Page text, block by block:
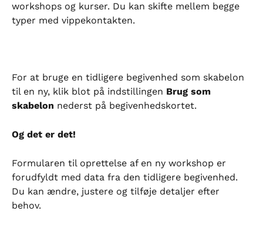
workshops og kurser. Du kan skifte mellem begge
typer med vippekontakten.
For at bruge en tidligere begivenhed som skabelon
til en ny, klik blot på indstillingen Brug som
skabelon nederst på begivenhedskortet.
Og det er det!
Formularen til oprettelse af en ny workshop er
forudfyldt med data fra den tidligere begivenhed.
Du kan ændre, justere og tilføje detaljer efter
behov.